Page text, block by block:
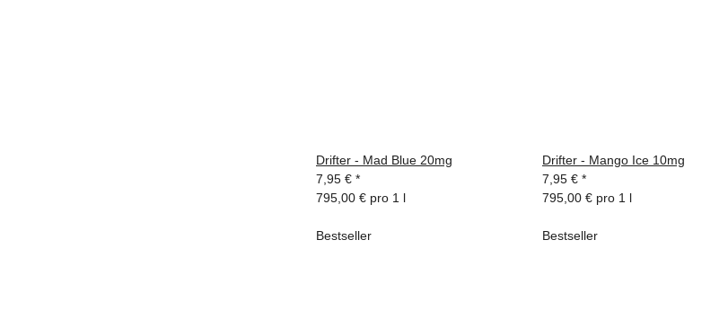
Drifter - Mad Blue 20mg
7,95 € *
795,00 € pro 1 l
Drifter - Mango Ice 10mg
7,95 € *
795,00 € pro 1 l
Bestseller
Bestseller